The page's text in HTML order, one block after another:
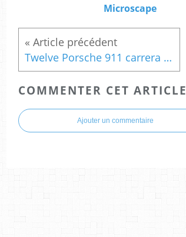
Microscape
Twelve Porsche 911 carrera RS in the pool by Chris Labrooy
COMMENTER CET ARTICLE
Ajouter un commentaire